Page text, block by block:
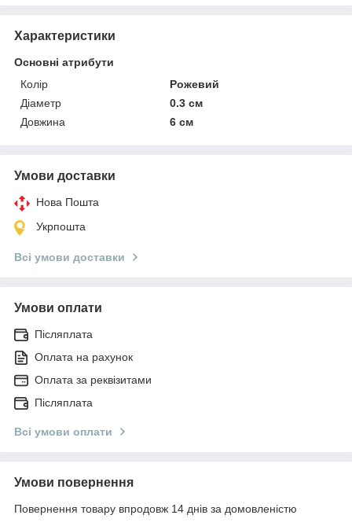
Характеристики
Основні атрибути
Колір
Рожевий
Діаметр
0.3 см
Довжина
6 см
Умови доставки
Нова Пошта
Укрпошта
Всі умови доставки
Умови оплати
Післяплата
Оплата на рахунок
Оплата за реквізитами
Післяплата
Всі умови оплати
Умови повернення
Повернення товару впродовж 14 днів за домовленістю